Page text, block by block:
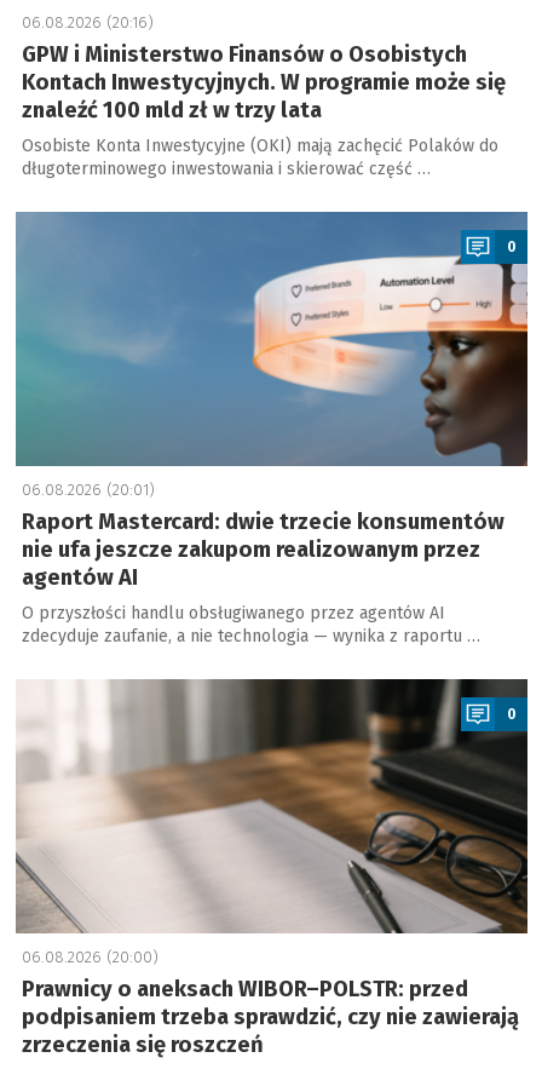
06.08.2026 (20:16)
GPW i Ministerstwo Finansów o Osobistych
Kontach Inwestycyjnych. W programie może się
znaleźć 100 mld zł w trzy lata
Osobiste Konta Inwestycyjne (OKI) mają zachęcić Polaków do
długoterminowego inwestowania i skierować część …
a
0
06.08.2026 (20:01)
Raport Mastercard: dwie trzecie konsumentów
nie ufa jeszcze zakupom realizowanym przez
agentów AI
O przyszłości handlu obsługiwanego przez agentów AI
zdecyduje zaufanie, a nie technologia — wynika z raportu …
a
0
06.08.2026 (20:00)
Prawnicy o aneksach WIBOR–POLSTR: przed
podpisaniem trzeba sprawdzić, czy nie zawierają
zrzeczenia się roszczeń